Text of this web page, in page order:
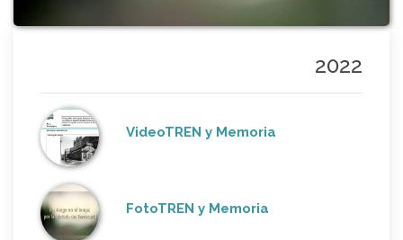
2022
VideoTREN y Memoria
FotoTREN y Memoria